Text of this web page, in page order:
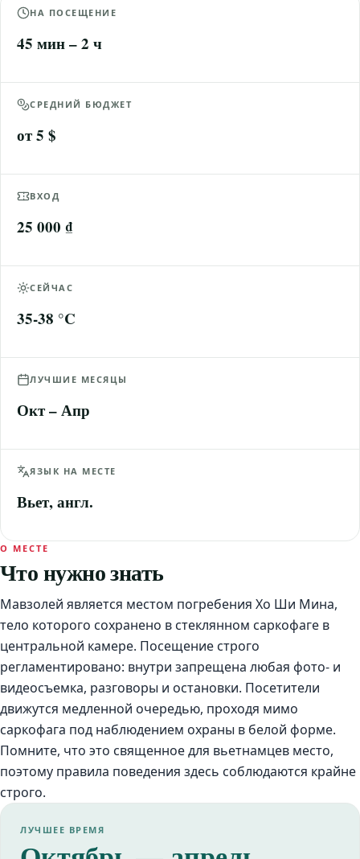
НА ПОСЕЩЕНИЕ
45 мин – 2 ч
СРЕДНИЙ БЮДЖЕТ
от 5 $
ВХОД
25 000 ₫
СЕЙЧАС
35-38 °C
ЛУЧШИЕ МЕСЯЦЫ
Окт – Апр
ЯЗЫК НА МЕСТЕ
Вьет, англ.
О МЕСТЕ
Что нужно знать
Мавзолей является местом погребения Хо Ши Мина,
тело которого сохранено в стеклянном саркофаге в
центральной камере. Посещение строго
регламентировано: внутри запрещена любая фото- и
видеосъемка, разговоры и остановки. Посетители
движутся медленной очередью, проходя мимо
саркофага под наблюдением охраны в белой форме.
Помните, что это священное для вьетнамцев место,
поэтому правила поведения здесь соблюдаются крайне
строго.
ЛУЧШЕЕ ВРЕМЯ